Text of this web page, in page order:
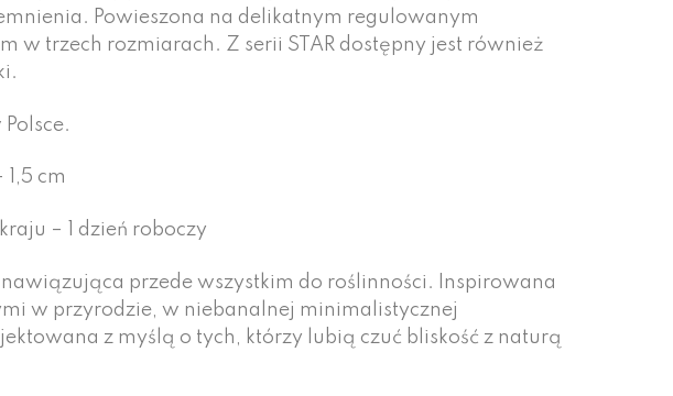
Powieszona na delikatnym regulowanym
w trzech rozmiarach. Z serii STAR dostępny jest również
cm
– 1 dzień roboczy
nawiązująca przede wszystkim do roślinności. Inspirowana
w przyrodzie, w niebanalnej minimalistycznej
z myślą o tych, którzy lubią czuć bliskość z naturą